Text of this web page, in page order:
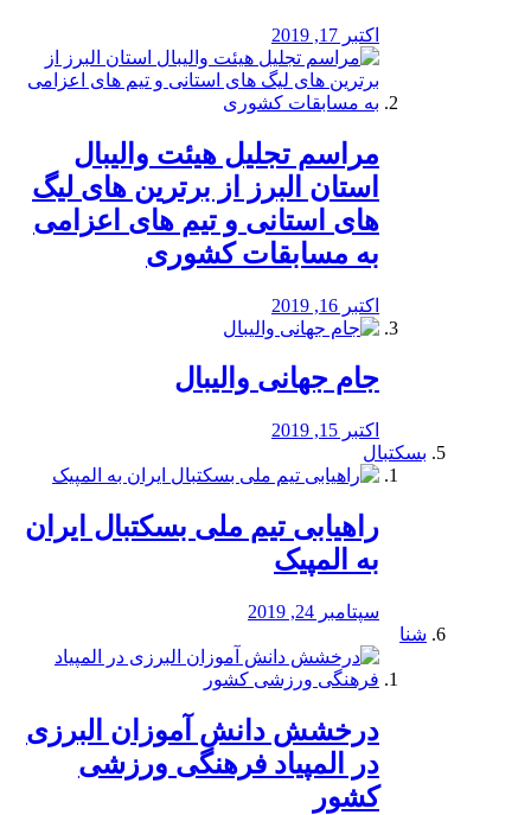
اکتبر 17, 2019
مراسم تجلیل هیئت والیبال
استان البرز از برترین های لیگ
های استانی و تیم های اعزامی
به مسابقات کشوری
اکتبر 16, 2019
جام جهانی والیبال
اکتبر 15, 2019
بسکتبال
راهیابی تیم ملی بسکتبال ایران
به المپیک
سپتامبر 24, 2019
شنا
درخشش دانش آموزان البرزی
در المپیاد فرهنگی ورزشی
کشور